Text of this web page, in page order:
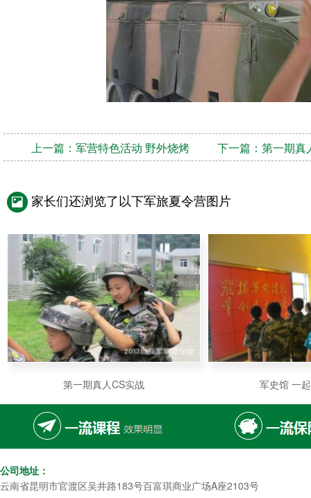
上一篇： 军营特色活动 野外烧烤 下一篇： 第一期真
家长们还浏览了以下军旅夏令营图片
第一期真人CS实战 军史馆 一
公司地址：
云南省昆明市官渡区吴井路183号百富琪商业广场A座2103号